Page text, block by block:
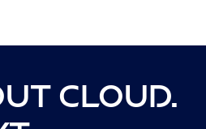
Cloud.